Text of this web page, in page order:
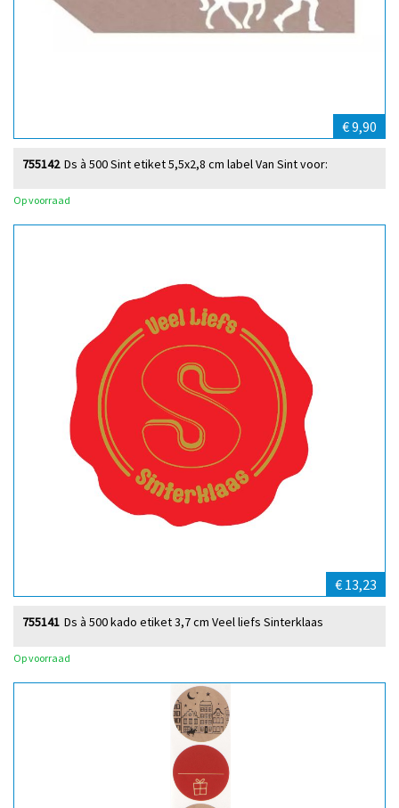
€ 9,90
Ds à 500 Sint etiket 5,5x2,8 cm label Van Sint voor:
755142
Op voorraad
€ 13,23
Ds à 500 kado etiket 3,7 cm Veel liefs Sinterklaas
755141
Op voorraad